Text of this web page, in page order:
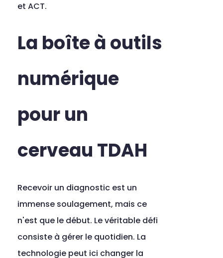
et ACT.
La boîte à outils
numérique
pour un
cerveau TDAH
Recevoir un diagnostic est un
immense soulagement, mais ce
n'est que le début. Le véritable défi
consiste à gérer le quotidien. La
technologie peut ici changer la